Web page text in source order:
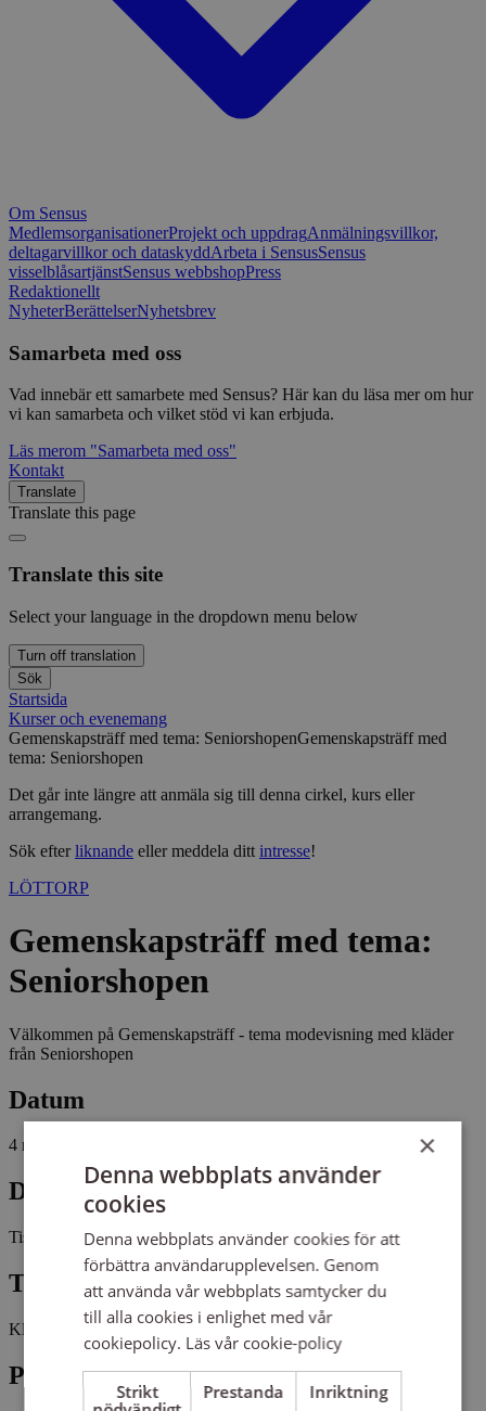
Om Sensus
MedlemsorganisationerProjekt och uppdragAnmälningsvillkor,
deltagarvillkor och dataskyddArbeta i SensusSensus
visselblåsartjänstSensus webbshopPress
Redaktionellt
NyheterBerättelserNyhetsbrev
Samarbeta med oss
Vad innebär ett samarbete med Sensus? Här kan du läsa mer om hur
vi kan samarbeta och vilket stöd vi kan erbjuda.
Läs merom "Samarbeta med oss"
Kontakt
Translate
Translate this page
Translate this site
Select your language in the dropdown menu below
Turn off translation
Sök
Startsida
Kurser och evenemang
Gemenskapsträff med tema: SeniorshopenGemenskapsträff med
tema: Seniorshopen
Det går inte längre att anmäla sig till denna cirkel, kurs eller
arrangemang.
Sök efterliknande eller meddela ditt intresse!
LÖTTORP
Gemenskapsträff med tema:
Seniorshopen
Välkommen på Gemenskapsträff - tema modevisning med kläder
från Seniorshopen
Datum
4 november 2025
Dag
Tisdag
Tid
Kl 12:00 - 14:00
Plats
×
Denna webbplats använder
cookies
Denna webbplats använder cookies för att
förbättra användarupplevelsen. Genom
att använda vår webbplats samtycker du
till alla cookies i enlighet med vår
cookiepolicy. Läs vår cookie-policy
Strikt
Prestanda Inriktning